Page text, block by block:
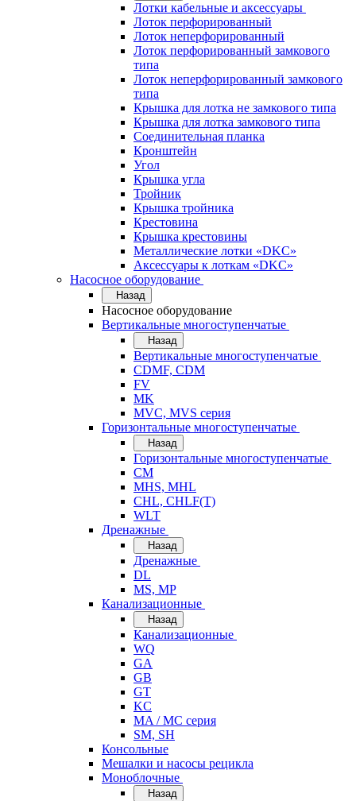
Лотки кабельные и аксессуары
Лоток перфорированный
Лоток неперфорированный
Лоток перфорированный замкового
типа
Лоток неперфорированный замкового
типа
Крышка для лотка не замкового типа
Крышка для лотка замкового типа
Соединительная планка
Кронштейн
Угол
Крышка угла
Тройник
Крышка тройника
Крестовина
Крышка крестовины
Металлические лотки «DKC»
Аксессуары к лоткам «DKC»
Насосное оборудование
Назад
Насосное оборудование
Вертикальные многоступенчатые
Назад
Вертикальные многоступенчатые
CDMF, CDM
FV
MK
MVC, MVS серия
Горизонтальные многоступенчатые
Назад
Горизонтальные многоступенчатые
CM
MHS, MHL
CHL, CHLF(T)
WLT
Дренажные
Назад
Дренажные
DL
MS, MP
Канализационные
Назад
Канализационные
WQ
GA
GB
GT
KC
MA / MC серия
SM, SH
Консольные
Мешалки и насосы рецикла
Моноблочные
Назад